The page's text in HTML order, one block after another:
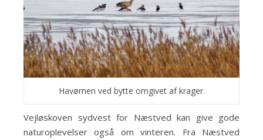
Havørnen ved bytte omgivet af krager.
Vejløskoven sydvest for Næstved kan give gode
naturoplevelser også om vinteren. Fra Næstved